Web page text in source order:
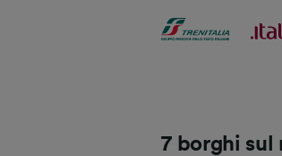
7 borghi sul